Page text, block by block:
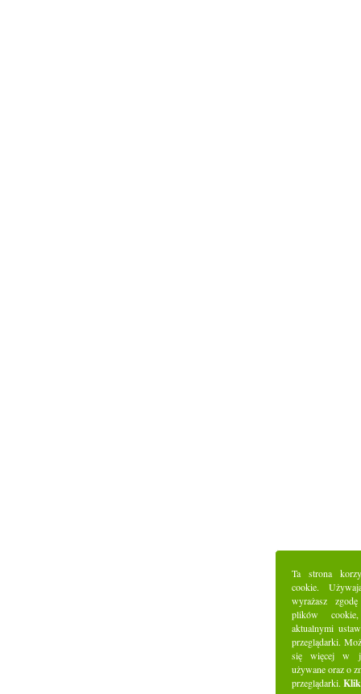
Ta strona
cookie.
wyrażasz
plików
aktualnymi
przeglądarki.
się więcej w
używane oraz o
przeglądarki.